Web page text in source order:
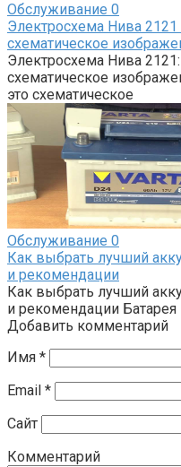
Обслуживание 0
Электросхема Нива
схематическое
Электросхема Нива
схематическое
это схематическое
Обслуживание 0
Как выбрать лучший
и рекомендации
Как выбрать лучший
и рекомендации
Добавить комментарий
Имя *
Email *
Сайт
Комментарий